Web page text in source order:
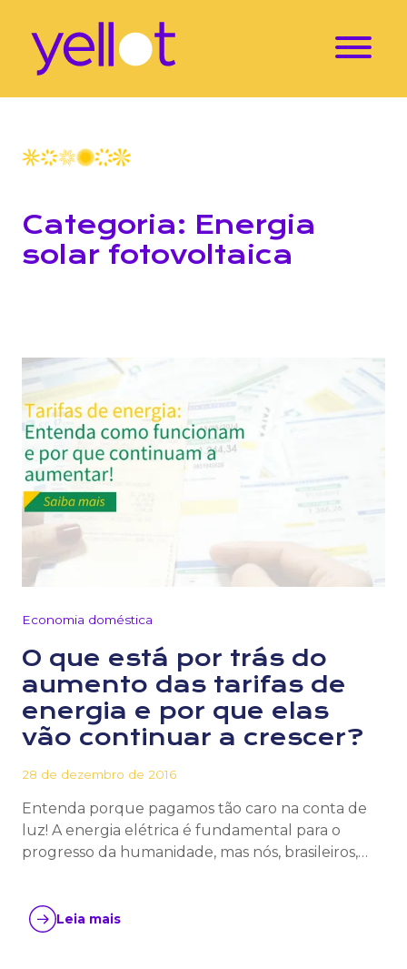
Categoria: Energia
solar fotovoltaica
Economia doméstica
O que está por trás do
aumento das tarifas de
energia e por que elas
vão continuar a crescer?
28 de dezembro de 2016
Entenda porque pagamos tão caro na conta de
luz! A energia elétrica é fundamental para o
progresso da humanidade, mas nós, brasileiros,…
Leia mais